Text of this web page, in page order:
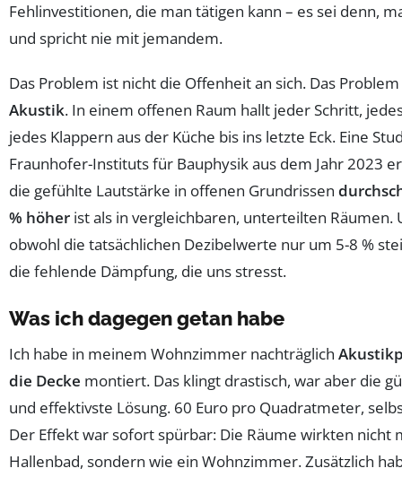
Fehlinvestitionen, die man tätigen kann – es sei denn,
und spricht nie mit jemandem.
Das Problem ist nicht die Offenheit an sich. Das
Akustik. In einem offenen Raum hallt jeder Schritt,
jedes Klappern aus der Küche bis ins letzte Eck. Eine
Fraunhofer-Instituts für Bauphysik aus dem Jahr 2023
die gefühlte Lautstärke in offenen Grundrissen
% höher ist als in vergleichbaren, unterteilten Räumen.
obwohl die tatsächlichen Dezibelwerte nur um 5-8 %
die fehlende Dämpfung, die uns stresst.
Was ich dagegen getan habe
Ich habe in meinem Wohnzimmer nachträglich
die Decke montiert. Das klingt drastisch, war aber die
und effektivste Lösung. 60 Euro pro Quadratmeter,
Der Effekt war sofort spürbar: Die Räume wirkten nicht
Hallenbad, sondern wie ein Wohnzimmer. Zusätzlich